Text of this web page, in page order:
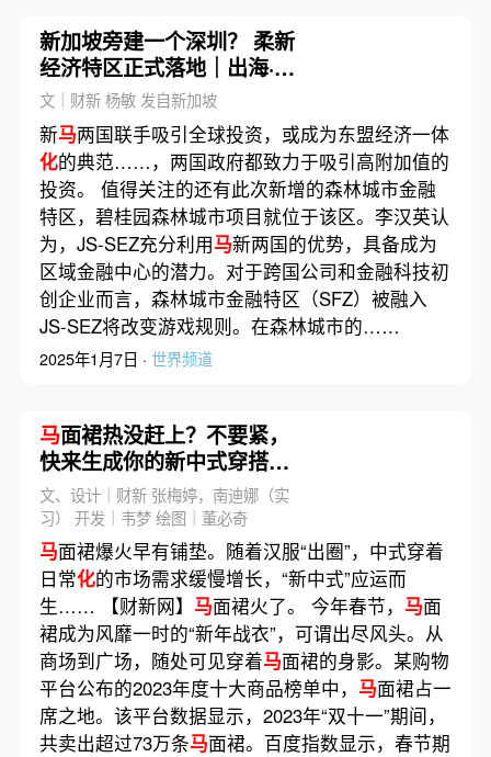
新加坡旁建一个深圳？ 柔新
经济特区正式落地｜出海·地
缘
文｜财新 杨敏 发自新加坡
新马两国联手吸引全球投资，或成为东盟经济一体
化的典范……，两国政府都致力于吸引高附加值的
投资。 值得关注的还有此次新增的森林城市金融
特区，碧桂园森林城市项目就位于该区。李汉英认
为，JS-SEZ充分利用马新两国的优势，具备成为
区域金融中心的潜力。对于跨国公司和金融科技初
创企业而言，森林城市金融特区（SFZ）被融入
JS-SEZ将改变游戏规则。在森林城市的……
2025年1月7日 · 世界频道
马面裙热没赶上？不要紧，
快来生成你的新中式穿搭｜
时风
文、设计｜财新 张梅婷，南迪娜（实
习） 开发｜韦梦 绘图｜董必奇
马面裙爆火早有铺垫。随着汉服“出圈”，中式穿着
日常化的市场需求缓慢增长，“新中式”应运而
生…… 【财新网】 马面裙火了。 今年春节， 马面
裙成为风靡一时的“新年战衣”，可谓出尽风头。从
商场到广场，随处可见穿着马面裙的身影。某购物
平台公布的2023年度十大商品榜单中， 马面裙占一
席之地。该平台数据显示，2023年“双十一”期间，
共卖出超过73万条马面裙。百度指数显示，春节期